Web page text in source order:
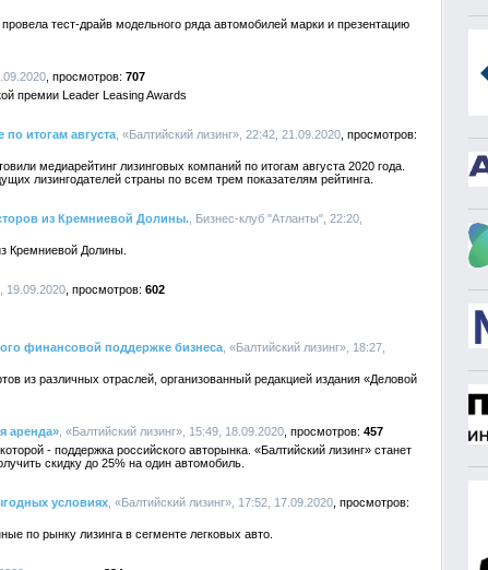
тест-драйв модельного ряда автомобилей марки и презентацию
707
премии Leader Leasing Awards
итогам августа , «Балтийский лизинг», 22:42, 21.09.2020
медиарейтинг лизинговых компаний по итогам августа 2020 года.
лизингодателей страны по всем трем показателям рейтинга.
из Кремниевой Долины. , Бизнес-клуб "Атланты", 22:20,
Кремниевой Долины.
19.09.2020
602
финансовой поддержке бизнеса , «Балтийский лизинг», 18:27,
из различных отраслей, организованный редакцией издания «Деловой
аренда» , «Балтийский лизинг», 15:49, 18.09.2020
457
- поддержка российского авторынка. «Балтийский лизинг» станет
скидку до 25% на один автомобиль.
условиях , «Балтийский лизинг», 17:52, 17.09.2020
по рынку лизинга в сегменте легковых авто.